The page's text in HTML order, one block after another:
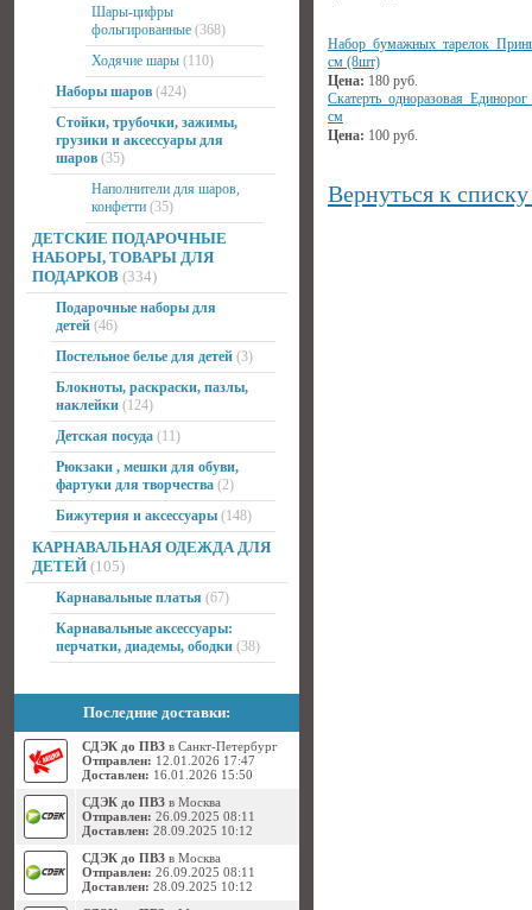
Шары-цифры
фольгированные (368)
Ходячие шары (110)
Наборы шаров (424)
Стойки, трубочки, зажимы,
грузики и аксессуары для
шаров (35)
Наполнители для шаров,
конфетти (35)
ДЕТСКИЕ ПОДАРОЧНЫЕ
НАБОРЫ, ТОВАРЫ ДЛЯ
ПОДАРКОВ (334)
Подарочные наборы для
детей (46)
Постельное белье для детей (3)
Блокноты, раскраски, пазлы,
наклейки (124)
Детская посуда (11)
Рюкзаки , мешки для обуви,
фартуки для творчества (2)
Бижутерия и аксессуары (148)
КАРНАВАЛЬНАЯ ОДЕЖДА ДЛЯ
ДЕТЕЙ (105)
Карнавальные платья (67)
Карнавальные аксессуары:
перчатки, диадемы, ободки (38)
Последние доставки:
СДЭК до ПВЗ в Санкт-Петербург
Отправлен: 12.01.2026 17:47
Доставлен: 16.01.2026 15:50
СДЭК до ПВЗ в Москва
Отправлен: 26.09.2025 08:11
Доставлен: 28.09.2025 10:12
СДЭК до ПВЗ в Москва
Отправлен: 26.09.2025 08:11
Доставлен: 28.09.2025 10:12
Набор бумажных тарелок
см (8шт)
Цена: 180 руб.
Скатерть одноразовая
см
Цена: 100 руб.
Вернуться к списку